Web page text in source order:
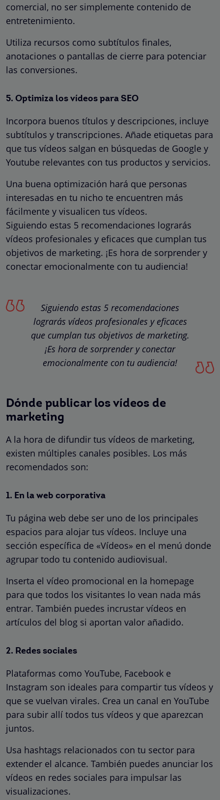
comercial, no ser simplemente contenido de
entretenimiento.
Utiliza recursos como subtítulos finales,
anotaciones o pantallas de cierre para potenciar
las conversiones.
5. Optimiza los vídeos para SEO
Incorpora buenos títulos y descripciones, incluye
subtítulos y transcripciones. Añade etiquetas para
que tus vídeos salgan en búsquedas de Google y
Youtube relevantes con tus productos y servicios.
Una buena optimización hará que personas
interesadas en tu nicho te encuentren más
fácilmente y visualicen tus vídeos.
Siguiendo estas 5 recomendaciones lograrás
vídeos profesionales y eficaces que cumplan tus
objetivos de marketing. ¡Es hora de sorprender y
conectar emocionalmente con tu audiencia!
Siguiendo estas 5 recomendaciones
lograrás vídeos profesionales y eficaces
que cumplan tus objetivos de marketing.
¡Es hora de sorprender y conectar
emocionalmente con tu audiencia!
Dónde publicar los vídeos de
marketing
A la hora de difundir tus vídeos de marketing,
existen múltiples canales posibles. Los más
recomendados son:
1. En la web corporativa
Tu página web debe ser uno de los principales
espacios para alojar tus vídeos. Incluye una
sección específica de «Vídeos» en el menú donde
agrupar todo tu contenido audiovisual.
Inserta el vídeo promocional en la homepage
para que todos los visitantes lo vean nada más
entrar. También puedes incrustar vídeos en
artículos del blog si aportan valor añadido.
2. Redes sociales
Plataformas como YouTube, Facebook e
Instagram son ideales para compartir tus vídeos y
que se vuelvan virales. Crea un canal en YouTube
para subir allí todos tus vídeos y que aparezcan
juntos.
Usa hashtags relacionados con tu sector para
extender el alcance. También puedes anunciar los
vídeos en redes sociales para impulsar las
visualizaciones.